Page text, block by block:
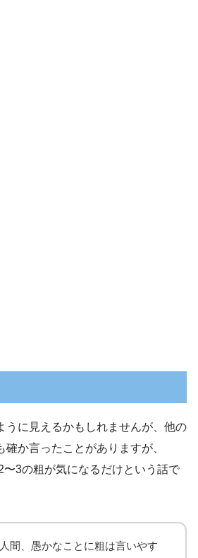
に見えるかもしれませんが、他の
か言ったことがありますが、
3の粗が気になるだけという話で
間、愚かなことに粗は言いやす